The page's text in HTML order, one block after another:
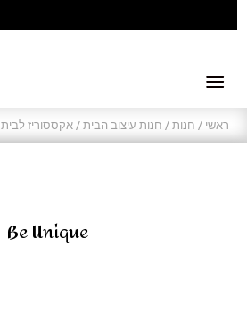
ראשי / חנות / חנות עיצוב הבית / אקססוריז לבית
Be Unique